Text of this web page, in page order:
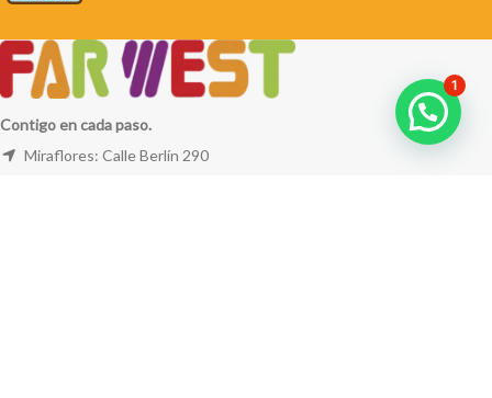
Contigo en cada paso.
Miraflores: Calle Berlín 290
1